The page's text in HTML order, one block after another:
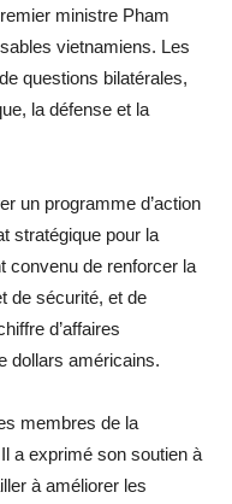
ministre Pham
vietnamiens. Les
questions bilatérales,
la défense et la
un programme d’action
stratégique pour la
convenu de renforcer la
de sécurité, et de
d’affaires
dollars américains.
membres de la
a exprimé son soutien à
à améliorer les